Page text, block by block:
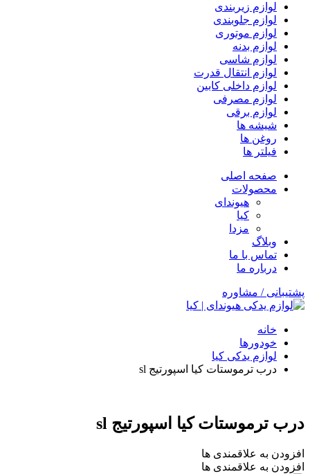
لوازم زیربندی
لوازم جلوبندی
لوازم موتوری
لوازم بدنه
لوازم شاسی
لوازم انتقال قدرت
لوازم داخلی کابین
لوازم مصرفی
لوازم برقی
شیشه ها
روغن ها
فیلتر ها
صفحه اصلی
محصولات
هیوندای
کیا
مزدا
وبلاگ
تماس با ما
درباره ما
پشتیبانی / مشاوره
خانه
خودورها
لوازم یدکی کیا
درب ترموستات کیا اسپورتیج sl
درب ترموستات کیا اسپورتیج sl
افزودن به علاقمندی ها
افزودن به علاقمندی ها